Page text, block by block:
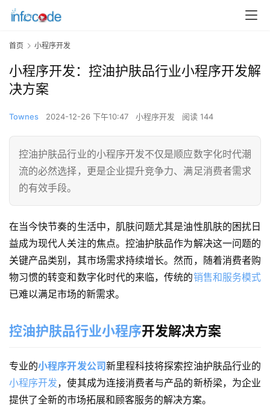
首页 小程序开发
小程序开发：控油护肤品行业小程序开发解
决方案
Townes 2024-12-26 下午10:47 小程序开发 阅读 144
控油护肤品行业的小程序开发不仅是顺应数字化时代潮
流的必然选择，更是企业提升竞争力、满足消费者需求
的有效手段。
在当今快节奏的生活中，肌肤问题尤其是油性肌肤的困扰日
益成为现代人关注的焦点。控油护肤品作为解决这一问题的
关键产品类别，其市场需求持续增长。然而，随着消费者购
物习惯的转变和数字化时代的来临，传统的销售和服务模式
已难以满足市场的新需求。
控油护肤品行业小程序开发解决方案
专业的小程序开发公司新里程科技将探索控油护肤品行业的
小程序开发，使其成为连接消费者与产品的新桥梁，为企业
提供了全新的市场拓展和顾客服务的解决方案。